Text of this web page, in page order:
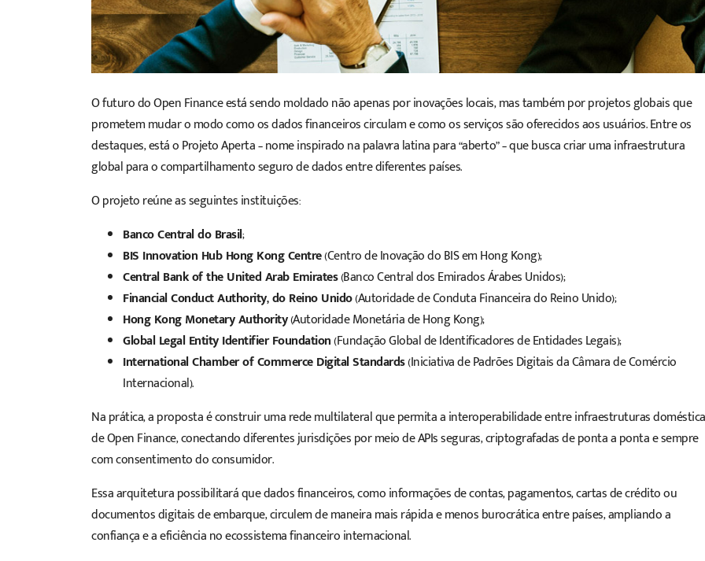
O futuro doOpen Financeestá sendo moldado não apenas por inovações locais, mas também por projetos globais que
prometem mudar o modo como os dados financeiros circulam e como os serviços são oferecidos aos usuários. Entre os
destaques, está o Projeto Aperta – nome inspirado na palavra latina para “aberto” – que busca criar uma infraestrutura
global para o compartilhamento seguro de dados entre diferentes países.
O projeto reúne as seguintes instituições:
Banco Central do Brasil;
BIS Innovation Hub Hong Kong Centre(Centro de Inovação do BIS em Hong Kong);
Central Bank of the United Arab Emirates(Banco Central dos Emirados Árabes Unidos);
Financial Conduct Authority, do Reino Unido(Autoridade de Conduta Financeira do Reino Unido);
Hong Kong Monetary Authority(Autoridade Monetária de Hong Kong);
Global Legal Entity Identifier Foundation(Fundação Global de Identificadores de Entidades Legais);
International Chamber of Commerce Digital Standards(Iniciativa de Padrões Digitais da Câmara de Comércio
Internacional).
Na prática, a proposta é construir uma rede multilateral que permita a interoperabilidade entre infraestruturas
de Open Finance, conectando diferentes jurisdições por meio de APIs seguras, criptografadas de ponta a ponta e sempre
com consentimento do consumidor.
Essa arquitetura possibilitará que dados financeiros, como informações de contas, pagamentos, cartas de crédito ou
documentos digitais de embarque, circulem de maneira mais rápida e menos burocrática entre países, ampliando a
confiança e a eficiência no ecossistema financeiro internacional.